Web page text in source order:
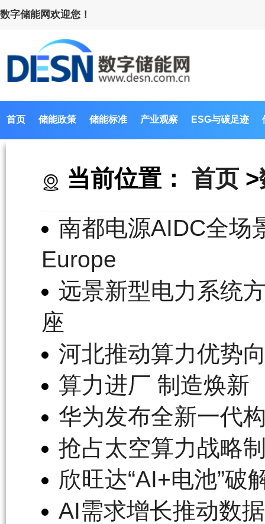
数字储能网欢迎您！
首页 储能政策 储能标准 产业观察 ESG与碳足迹
当前位置： 首页 >
南都电源AIDC全场
Europe
远景新型电力系统
座
河北推动算力优势
算力进厂 制造焕新
华为发布全新一代
抢占太空算力战略
欣旺达“AI+电池”破
AI需求增长推动数